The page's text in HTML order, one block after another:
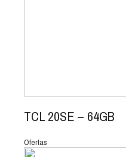
TCL 20SE – 64GB
Ofertas